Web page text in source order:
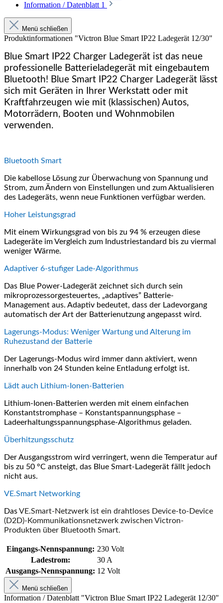
Information / Datenblatt 1
Menü schließen
Produktinformationen "Victron Blue Smart IP22 Ladegerät 12/30"
Blue Smart IP22 Charger Ladegerät ist das neue
professionelle Batterieladegerät mit eingebautem
Bluetooth! Blue Smart IP22 Charger Ladegerät lässt
sich mit Geräten in Ihrer Werkstatt oder mit
Kraftfahrzeugen wie mit (klassischen) Autos,
Motorrädern, Booten und Wohnmobilen
verwenden.
Bluetooth Smart
Die kabellose Lösung zur Überwachung von Spannung und
Strom, zum Ändern von Einstellungen und zum Aktualisieren
des Ladegeräts, wenn neue Funktionen verfügbar werden.
Hoher Leistungsgrad
Mit einem Wirkungsgrad von bis zu 94 % erzeugen diese
Ladegeräte im Vergleich zum Industriestandard bis zu viermal
weniger Wärme.
Adaptiver 6-stufiger Lade-Algorithmus
Das Blue Power-Ladegerät zeichnet sich durch sein
mikroprozessorgesteuertes, „adaptives” Batterie-
Management aus. Adaptiv bedeutet, dass der Ladevorgang
automatisch der Art der Batterienutzung angepasst wird.
Lagerungs-Modus: Weniger Wartung und Alterung im
Ruhezustand der Batterie
Der Lagerungs-Modus wird immer dann aktiviert, wenn
innerhalb von 24 Stunden keine Entladung erfolgt ist.
Lädt auch Lithium-Ionen-Batterien
Lithium-Ionen-Batterien werden mit einem einfachen
Konstantstromphase – Konstantspannungsphase –
Ladeerhaltungsspannungsphase-Algorithmus geladen.
Überhitzungsschutz
Der Ausgangsstrom wird verringert, wenn die Temperatur auf
bis zu 50 °C ansteigt, das Blue Smart-Ladegerät fällt jedoch
nicht aus.
VE.Smart Networking
DasVE.Smart-Netzwerk ist ein drahtloses Device-to-Device
(D2D)-Kommunikationsnetzwerk zwischen Victron-
Produkten über Bluetooth Smart.
Eingangs-Nennspannung: 230 Volt
Ladestrom:
30 A
Ausgangs-Nennspannung: 12 Volt
Menü schließen
Information / Datenblatt "Victron Blue Smart IP22 Ladegerät 12/30"